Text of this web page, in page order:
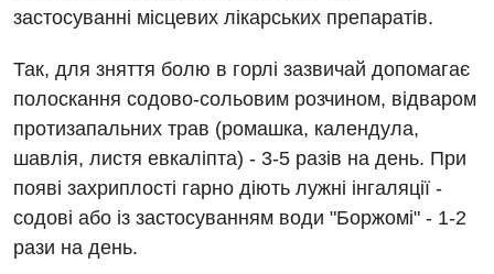
Для дорослих
Акушерство і гінекологія
Алергологія, імунологія
Андрологія
Безоплатні послуги
Онкологічне відділлення
Офтальмологічне відділення
Педіатричне відділення
Терапевтичне відділення
Травматологічне відділення
Урологічне відділення
Українська
Російська
застосуванні місцевих лікарських препаратів.
Так, для зняття болю в горлі зазвичай допомагає
полоскання содово-сольовим розчином, відваром
протизапальних трав (ромашка, календула,
шавлія, листя евкаліпта) - 3-5 разів на день. При
появі захриплості гарно діють лужні інгаляції -
содові або із застосуванням води "Боржомі" - 1-2
рази на день.